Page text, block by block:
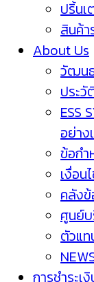
ปริ้นเ
สินค้า
About Us
วัฒน
ประ
ESS
อย่าง
ข้อกำ
เงื่อน
คลัง
ศูนย์บ
ตัวแ
การชำระเ